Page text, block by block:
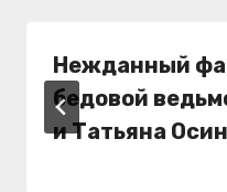
Нежданный
бедовой
и Татьяна